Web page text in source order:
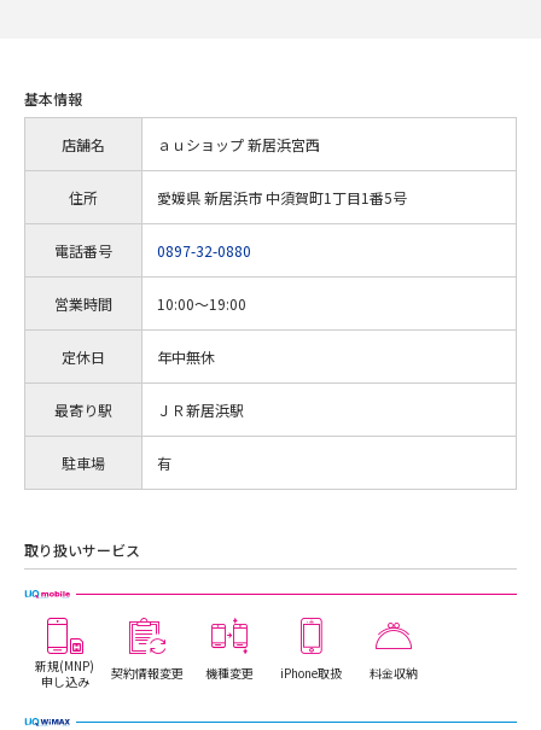
基本情報
店舗名 ａｕショップ 新居浜宮西
住所 愛媛県 新居浜市 中須賀町1丁目1番5号
電話番号 0897-32-0880
営業時間 10:00～19:00
定休日 年中無休
最寄り駅 ＪＲ新居浜駅
駐車場 有
取り扱いサービス
新規(MNP)
申し込み
契約情報変更 機種変更 iPhone取扱 料金収納